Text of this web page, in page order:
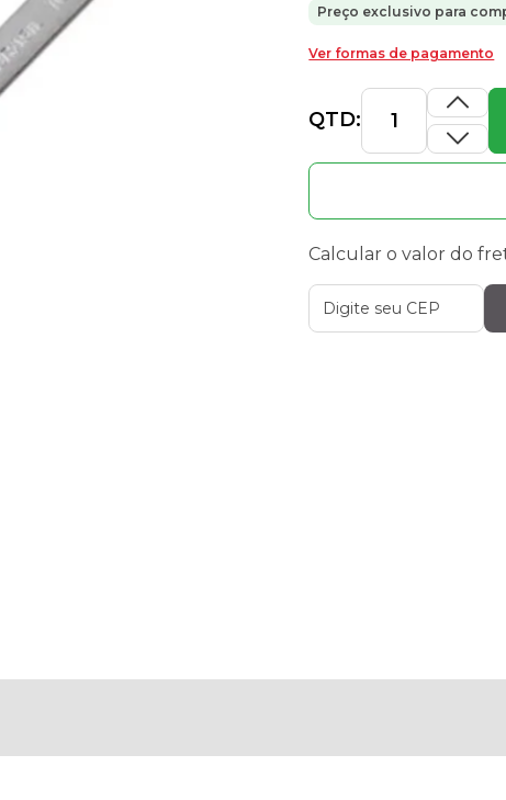
Preço exclusivo para
Ver formas de pagamento
QTD:
Calcular o valor do